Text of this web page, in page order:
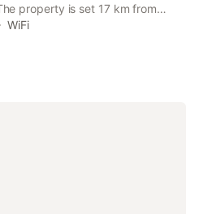
property is set 17 km from
of Versailles and 32 km
WiFi